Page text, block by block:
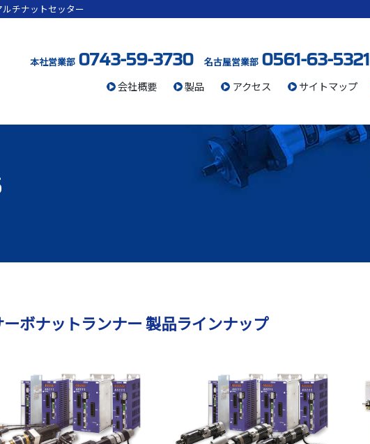
チナットセッター
本社営業部 0743-59-3730 名古屋営業部 0561-63-5321
会社概要 製品 アクセス サイトマップ
ボナットランナー 製品ラインナップ